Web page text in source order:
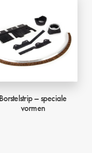
Borstelstrip – speciale
vormen